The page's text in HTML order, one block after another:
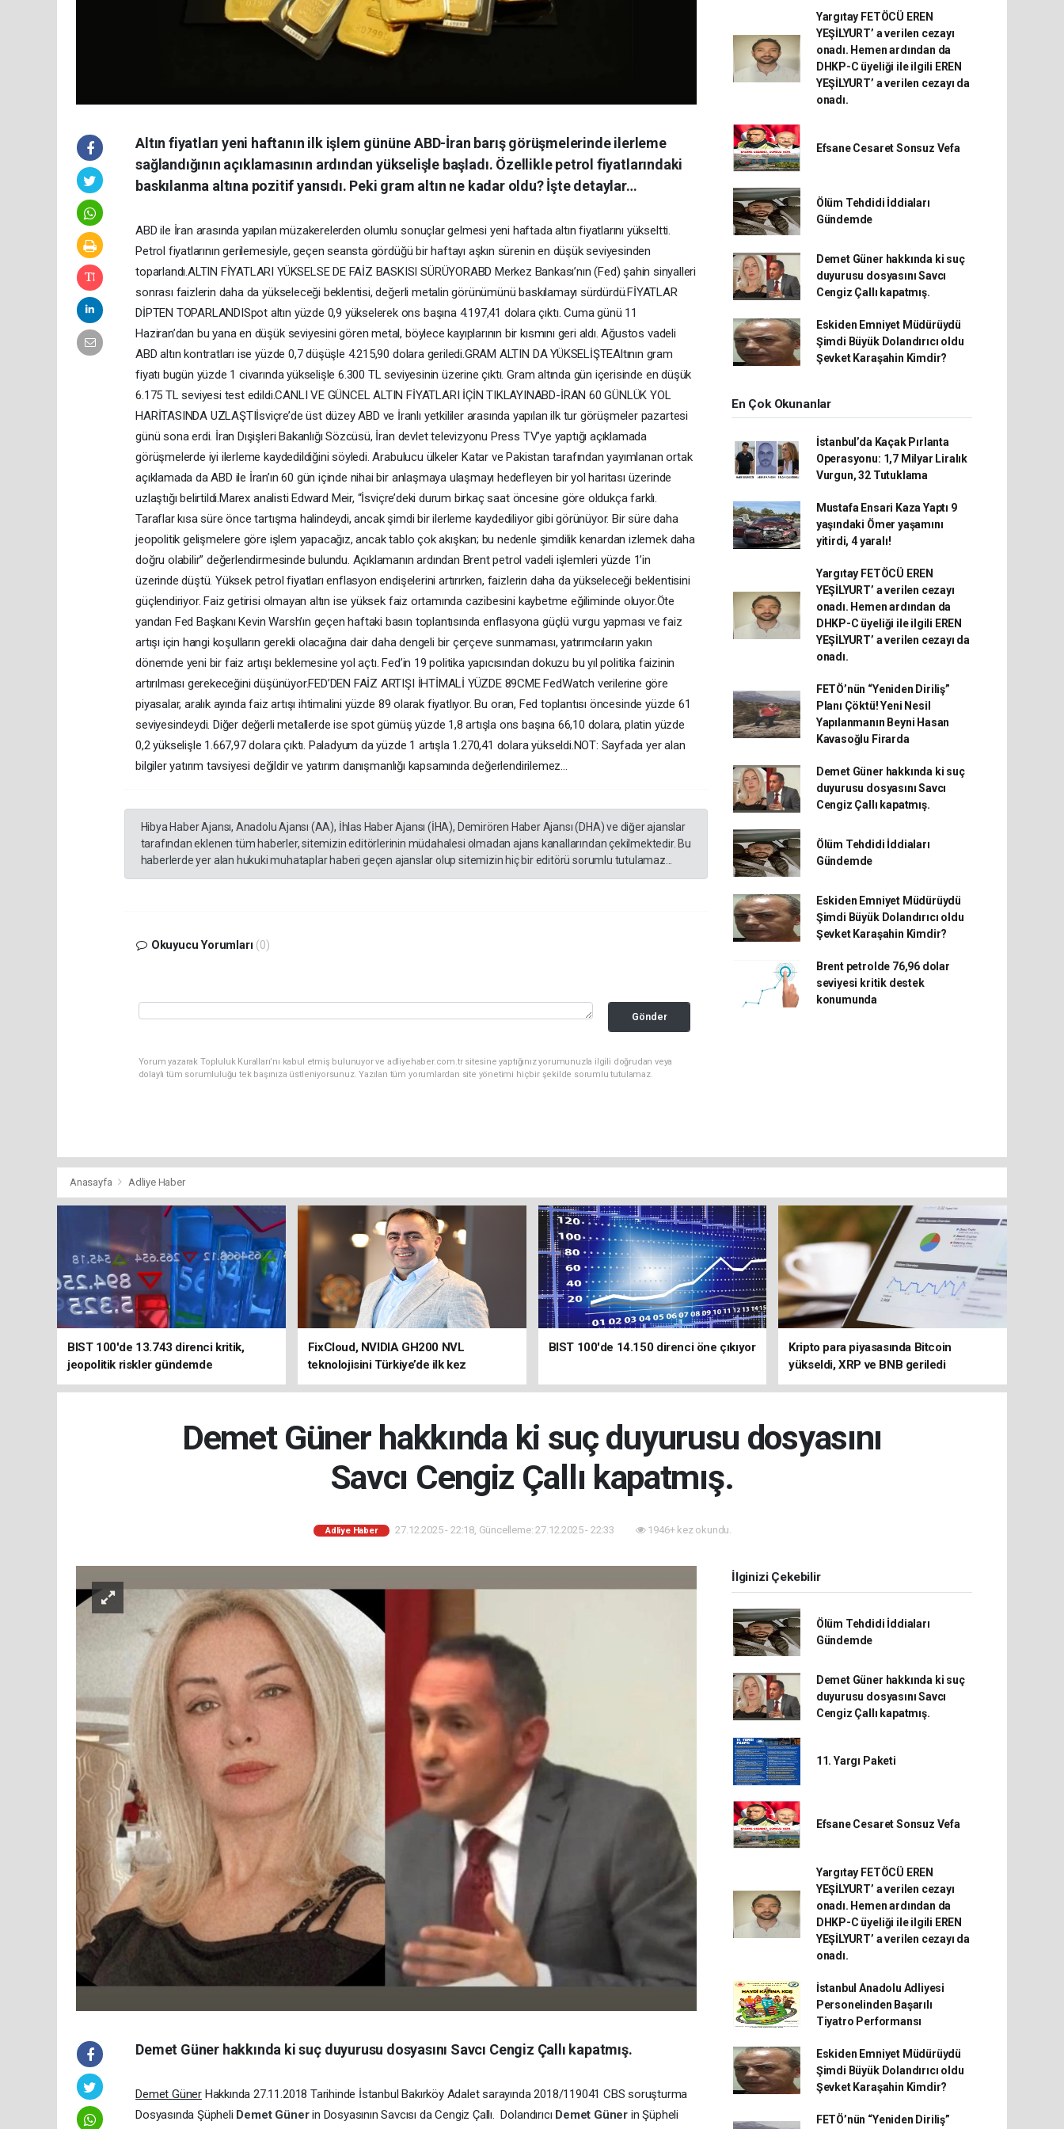
Altın fiyatları yeni haftanın ilk işlem gününe ABD-İran barış görüşmelerinde ilerleme
sağlandığının açıklamasının ardından yükselişle başladı. Özellikle petrol fiyatlarındaki
baskılanma altına pozitif yansıdı. Peki gram altın ne kadar oldu? İşte detaylar…
ABD ile İran arasında yapılan müzakerelerden olumlu sonuçlar gelmesi yeni haftada altın fiyatlarını yükseltti.
Petrol fiyatlarının gerilemesiyle, geçen seansta gördüğü bir haftayı aşkın sürenin en düşük seviyesinden
toparlandı.ALTIN FİYATLARI YÜKSELSE DE FAİZ BASKISI SÜRÜYORABD Merkez Bankası’nın (Fed) şahin sinyalleri
sonrası faizlerin daha da yükseleceği beklentisi, değerli metalin görünümünü baskılamayı sürdürdü.FİYATLAR
DİPTEN TOPARLANDISpot altın yüzde 0,9 yükselerek ons başına 4.197,41 dolara çıktı. Cuma günü 11
Haziran’dan bu yana en düşük seviyesini gören metal, böylece kayıplarının bir kısmını geri aldı. Ağustos vadeli
ABD altın kontratları ise yüzde 0,7 düşüşle 4.215,90 dolara geriledi.GRAM ALTIN DA YÜKSELİŞTEAltının gram
fiyatı bugün yüzde 1 civarında yükselişle 6.300 TL seviyesinin üzerine çıktı. Gram altında gün içerisinde en düşük
6.175 TL seviyesi test edildi.CANLI VE GÜNCEL ALTIN FİYATLARI İÇİN TIKLAYINABD-İRAN 60 GÜNLÜK YOL
HARİTASINDA UZLAŞTIİsviçre’de üst düzey ABD ve İranlı yetkililer arasında yapılan ilk tur görüşmeler pazartesi
günü sona erdi. İran Dışişleri Bakanlığı Sözcüsü, İran devlet televizyonu Press TV’ye yaptığı açıklamada
görüşmelerde iyi ilerleme kaydedildiğini söyledi. Arabulucu ülkeler Katar ve Pakistan tarafından yayımlanan ortak
açıklamada da ABD ile İran’ın 60 gün içinde nihai bir anlaşmaya ulaşmayı hedefleyen bir yol haritası üzerinde
uzlaştığı belirtildi.Marex analisti Edward Meir, “İsviçre’deki durum birkaç saat öncesine göre oldukça farklı.
Taraflar kısa süre önce tartışma halindeydi, ancak şimdi bir ilerleme kaydediliyor gibi görünüyor. Bir süre daha
jeopolitik gelişmelere göre işlem yapacağız, ancak tablo çok akışkan; bu nedenle şimdilik kenardan izlemek daha
doğru olabilir” değerlendirmesinde bulundu. Açıklamanın ardından Brent petrol vadeli işlemleri yüzde 1’in
üzerinde düştü. Yüksek petrol fiyatları enflasyon endişelerini artırırken, faizlerin daha da yükseleceği beklentisini
güçlendiriyor. Faiz getirisi olmayan altın ise yüksek faiz ortamında cazibesini kaybetme eğiliminde oluyor.Öte
yandan Fed Başkanı Kevin Warsh’ın geçen haftaki basın toplantısında enflasyona güçlü vurgu yapması ve faiz
artışı için hangi koşulların gerekli olacağına dair daha dengeli bir çerçeve sunmaması, yatırımcıların yakın
dönemde yeni bir faiz artışı beklemesine yol açtı. Fed’in 19 politika yapıcısından dokuzu bu yıl politika faizinin
artırılması gerekeceğini düşünüyor.FED’DEN FAİZ ARTIŞI İHTİMALİ YÜZDE 89CME FedWatch verilerine göre
piyasalar, aralık ayında faiz artışı ihtimalini yüzde 89 olarak fiyatlıyor. Bu oran, Fed toplantısı öncesinde yüzde 61
seviyesindeydi. Diğer değerli metallerde ise spot gümüş yüzde 1,8 artışla ons başına 66,10 dolara, platin yüzde
0,2 yükselişle 1.667,97 dolara çıktı. Paladyum da yüzde 1 artışla 1.270,41 dolara yükseldi.NOT: Sayfada yer alan
bilgiler yatırım tavsiyesi değildir ve yatırım danışmanlığı kapsamında değerlendirilemez...
Hibya Haber Ajansı, Anadolu Ajansı (AA), İhlas Haber Ajansı (İHA), Demirören Haber Ajansı (DHA) ve diğer ajanslar
tarafından eklenen tüm haberler, sitemizin editörlerinin müdahalesi olmadan ajans kanallarından çekilmektedir. Bu
haberlerde yer alan hukuki muhataplar haberi geçen ajanslar olup sitemizin hiç bir editörü sorumlu tutulamaz...
Okuyucu Yorumları (0)
Gönder
Yorum yazarak Topluluk Kuralları’nı kabul etmiş bulunuyor ve adliyehaber.com.tr sitesine yaptığınız yorumunuzla ilgili doğrudan veya
dolaylı tüm sorumluluğu tek başınıza üstleniyorsunuz. Yazılan tüm yorumlardan site yönetimi hiçbir şekilde sorumlu tutulamaz.
Yargıtay FETÖCÜ EREN
YEŞİLYURT’ a verilen cezayı
onadı. Hemen ardından da
DHKP-C üyeliği ile ilgili EREN
YEŞİLYURT’ a verilen cezayı da
onadı.
Efsane Cesaret Sonsuz Vefa
Ölüm Tehdidi İddiaları
Gündemde
Demet Güner hakkında ki suç
duyurusu dosyasını Savcı
Cengiz Çallı kapatmış.
Eskiden Emniyet Müdürüydü
Şimdi Büyük Dolandırıcı oldu
Şevket Karaşahin Kimdir?
En Çok Okunanlar
İstanbul’da Kaçak Pırlanta
Operasyonu: 1,7 Milyar Liralık
Vurgun, 32 Tutuklama
Mustafa Ensari Kaza Yaptı 9
yaşındaki Ömer yaşamını
yitirdi, 4 yaralı!
Yargıtay FETÖCÜ EREN
YEŞİLYURT’ a verilen cezayı
onadı. Hemen ardından da
DHKP-C üyeliği ile ilgili EREN
YEŞİLYURT’ a verilen cezayı da
onadı.
FETÖ’nün “Yeniden Diriliş”
Planı Çöktü! Yeni Nesil
Yapılanmanın Beyni Hasan
Kavasoğlu Firarda
Demet Güner hakkında ki suç
duyurusu dosyasını Savcı
Cengiz Çallı kapatmış.
Ölüm Tehdidi İddiaları
Gündemde
Eskiden Emniyet Müdürüydü
Şimdi Büyük Dolandırıcı oldu
Şevket Karaşahin Kimdir?
Brent petrolde 76,96 dolar
seviyesi kritik destek
konumunda
Anasayfa Adliye Haber
BIST 100'de 13.743 direnci kritik,
jeopolitik riskler gündemde
FixCloud, NVIDIA GH200 NVL
teknolojisini Türkiye’de ilk kez
kurumların kullanımına açtı
BIST 100'de 14.150 direnci öne çıkıyor
Kripto para piyasasında Bitcoin
yükseldi, XRP ve BNB geriledi
Demet Güner hakkında ki suç duyurusu dosyasını
Savcı Cengiz Çallı kapatmış.
Adliye Haber 27.12.2025 - 22:18, Güncelleme: 27.12.2025 - 22:33 1946+ kez okundu.
Demet Güner hakkında ki suç duyurusu dosyasını Savcı Cengiz Çallı kapatmış.
Demet GünerHakkında 27.11.2018 Tarihinde İstanbul Bakırköy Adalet sarayında 2018/119041 CBS soruşturma
Dosyasında Şüpheli Demet Günerin Dosyasının Savcısı da Cengiz Çallı. Dolandırıcı Demet Güner in Şüpheli
İlginizi Çekebilir
Ölüm Tehdidi İddiaları
Gündemde
Demet Güner hakkında ki suç
duyurusu dosyasını Savcı
Cengiz Çallı kapatmış.
11. Yargı Paketi
Efsane Cesaret Sonsuz Vefa
Yargıtay FETÖCÜ EREN
YEŞİLYURT’ a verilen cezayı
onadı. Hemen ardından da
DHKP-C üyeliği ile ilgili EREN
YEŞİLYURT’ a verilen cezayı da
onadı.
İstanbul Anadolu Adliyesi
Personelinden Başarılı
Tiyatro Performansı
Eskiden Emniyet Müdürüydü
Şimdi Büyük Dolandırıcı oldu
Şevket Karaşahin Kimdir?
FETÖ’nün “Yeniden Diriliş”